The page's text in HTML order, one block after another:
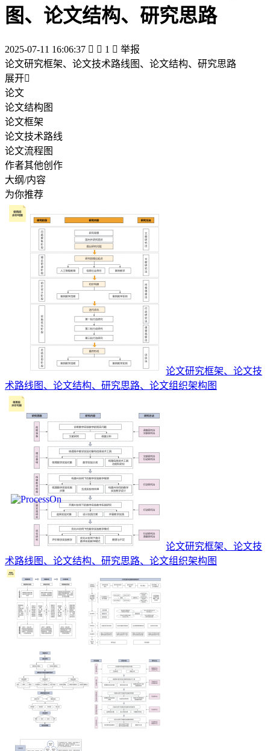
图、论文结构、研究思路
2025-07-11 16:06:37   1  举报
论文研究框架、论文技术路线图、论文结构、研究思路
展开
论文
论文结构图
论文框架
论文技术路线
论文流程图
作者其他创作
大纲/内容
为你推荐
论文研究框架、论文技
术路线图、论文结构、研究思路、论文组织架构图
论文研究框架、论文技
术路线图、论文结构、研究思路、论文组织架构图